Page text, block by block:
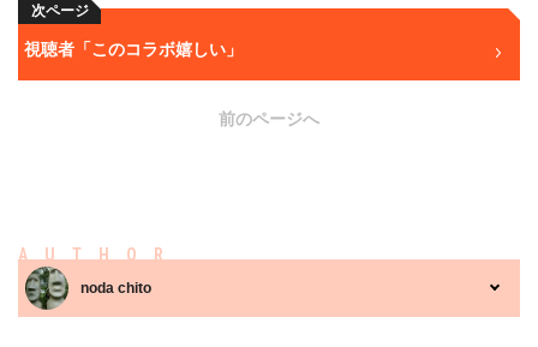
次ページ
視聴者「このコラボ嬉しい」
前のページへ
AUTHOR
noda chito